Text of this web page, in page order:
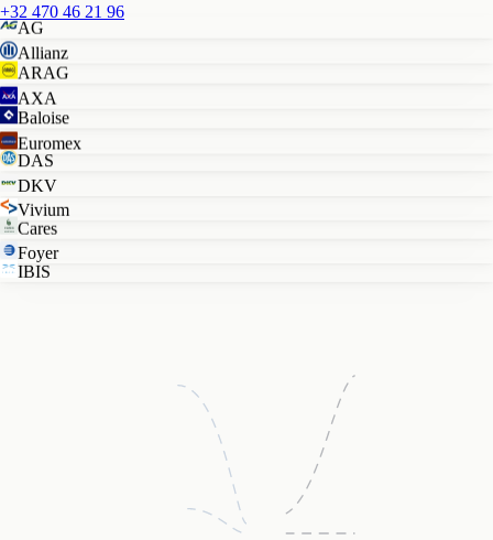
+32 470 46 21 96
AG
Allianz
ARAG
AXA
Baloise
Euromex
DAS
DKV
Vivium
Cares
Foyer
IBIS